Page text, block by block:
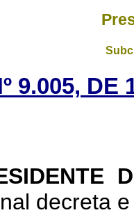
9.005, DE
DA
decreta